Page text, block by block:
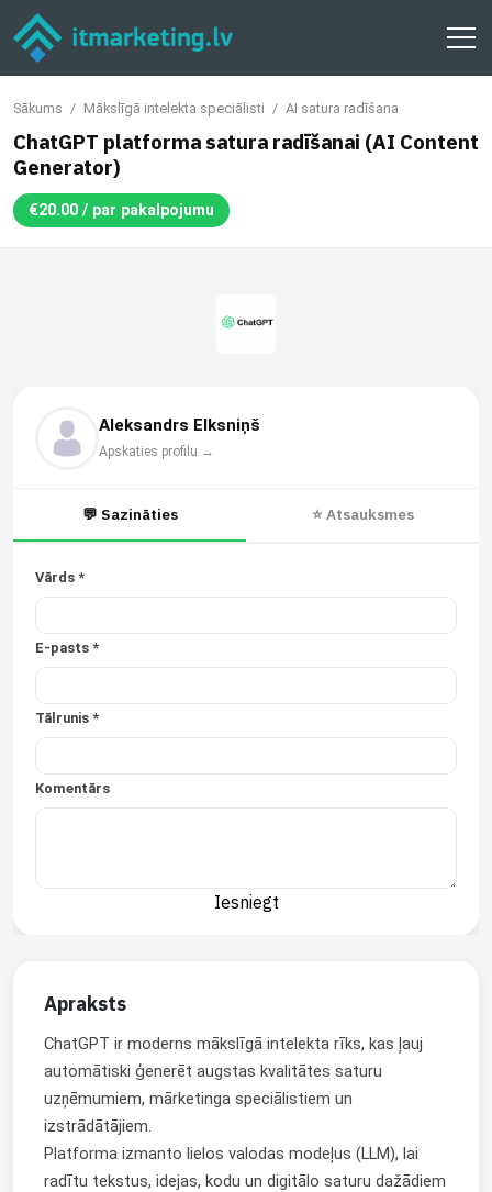
Sākums / Mākslīgā intelekta speciālisti / AI satura radīšana
ChatGPT platforma satura radīšanai (AI Content
Generator)
€20.00 / par pakalpojumu
Rakstīt
Aleksandrs Elksniņš
Apskaties profilu →
💬 Sazināties ⭐ Atsauksmes
Vārds *
E-pasts *
Tālrunis *
Komentārs
Iesniegt
Apraksts
ChatGPT ir moderns mākslīgā intelekta rīks, kas ļauj
automātiski ģenerēt augstas kvalitātes saturu
uzņēmumiem, mārketinga speciālistiem un
izstrādātājiem.
Platforma izmanto lielos valodas modeļus (LLM), lai
radītu tekstus, idejas, kodu un digitālo saturu dažādiem